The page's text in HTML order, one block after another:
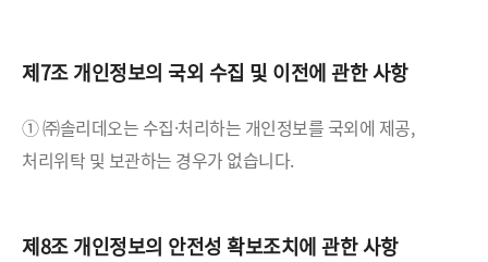
제7조 개인정보의 국외 수집 및 이전에 관한 사항
① ㈜솔리데오는 수집·처리하는 개인정보를 국외에 제공,
처리위탁 및 보관하는 경우가 없습니다.
제8조 개인정보의 안전성 확보조치에 관한 사항